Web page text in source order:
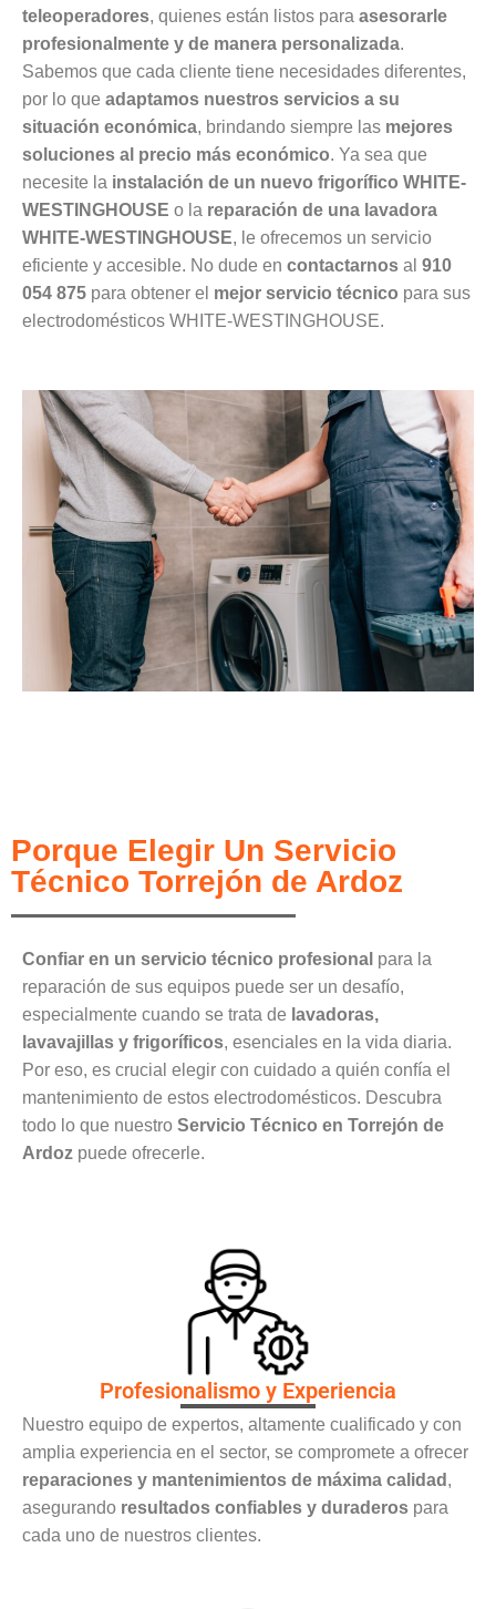
teleoperadores, quienes están listos para asesorarle
profesionalmente y de manera personalizada.
Sabemos que cada cliente tiene necesidades diferentes,
por lo que adaptamos nuestros servicios a su
situación económica, brindando siempre las mejores
soluciones al precio más económico. Ya sea que
necesite la instalación de un nuevo frigorífico WHITE-
WESTINGHOUSE o la reparación de una lavadora
WHITE-WESTINGHOUSE, le ofrecemos un servicio
eficiente y accesible. No dude en contactarnos al 910
054 875 para obtener el mejor servicio técnico para sus
electrodomésticos WHITE-WESTINGHOUSE.
Porque Elegir Un Servicio
Técnico Torrejón de Ardoz
Confiar en un servicio técnico profesional para la
reparación de sus equipos puede ser un desafío,
especialmente cuando se trata de lavadoras,
lavavajillas y frigoríficos, esenciales en la vida diaria.
Por eso, es crucial elegir con cuidado a quién confía el
mantenimiento de estos electrodomésticos. Descubra
todo lo que nuestro Servicio Técnico en Torrejón de
Ardoz puede ofrecerle.
Profesionalismo y Experiencia
Nuestro equipo de expertos, altamente cualificado y con
amplia experiencia en el sector, se compromete a ofrecer
reparaciones y mantenimientos de máxima calidad ,
asegurando resultados confiables y duraderos para
cada uno de nuestros clientes.